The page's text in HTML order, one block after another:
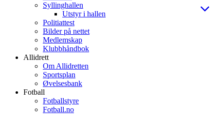
Syllinghallen
Utstyr i hallen
Politiattest
Bilder på nettet
Medlemskap
Klubbhåndbok
Allidrett
Om Allidretten
Sportsplan
Øvelsesbank
Fotball
Fotballstyre
Fotball.no